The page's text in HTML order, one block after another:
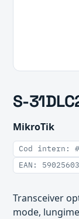
S-
MikroTik
Cod intern:
EAN:
Transceiver
mode,